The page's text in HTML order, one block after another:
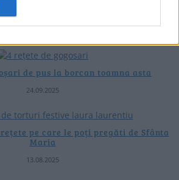
dovlecei de pregătit vara asta
de pus la borcan toamna asta
24.09.2025
pe care le poți pregăti de Sfânta
Maria
13.08.2025